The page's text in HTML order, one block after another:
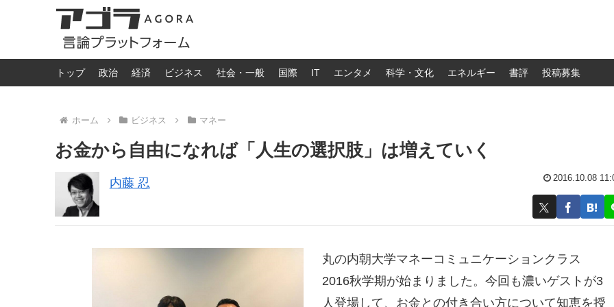
トップ 政治 経済 ビジネス 社会・一般 国際 IT エンタメ 科学・文化 エネルギー 書評 投稿募集
ホーム ビジネス マネー
お金から自由になれば「人生の選択肢」は増えていく
内藤 忍 2016.10.08
丸の内朝大学マネーコミュニケーションクラス
2016秋学期が始まりました。今回も濃いゲストが3
人登場して、お金との付き合い方について知恵を授